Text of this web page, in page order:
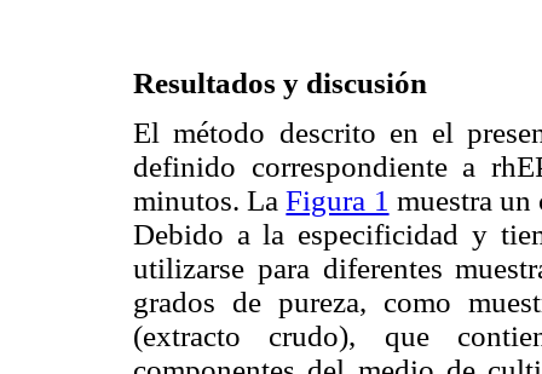
Resultados y discusión
El método descrito en el
definido correspondiente a
minutos. LaFigura 1 muestra un
Debido a la especificidad y
utilizarse para diferentes
grados de pureza, como
(extracto crudo), que